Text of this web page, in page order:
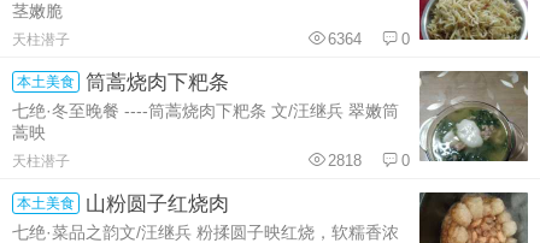
茎嫩脆
天柱潜子 0
6364
本土美食 筒蒿烧肉下粑条
七绝·冬至晚餐 ----筒蒿烧肉下粑条 文/汪继兵 翠嫩筒
蒿映
天柱潜子 0
2818
本土美食 山粉圆子红烧肉
七绝·菜品之韵文/汪继兵 粉揉圆子映红烧，软糯香浓